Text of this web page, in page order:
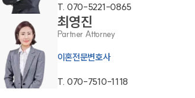
업무사례
이혼 주요 업무사례
사례분석/최신동향
T. 070-5221-0865
최영진
Partner Attorney
이혼전문변호사
T. 070-7510-1118